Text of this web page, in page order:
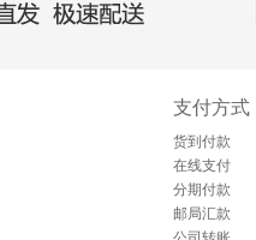
，极速配送
支付方式
货到付款
在线支付
分期付款
邮局汇款